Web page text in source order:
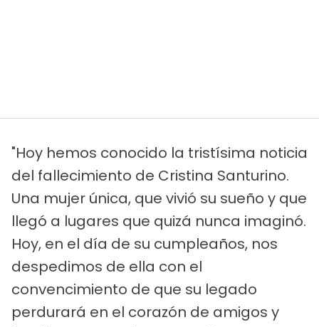
"Hoy hemos conocido la tristísima noticia
del fallecimiento de Cristina Santurino.
Una mujer única, que vivió su sueño y que
llegó a lugares que quizá nunca imaginó.
Hoy, en el día de su cumpleaños, nos
despedimos de ella con el
convencimiento de que su legado
perdurará en el corazón de amigos y